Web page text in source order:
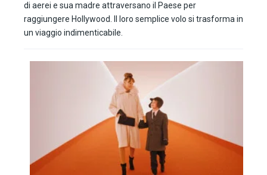
di aerei e sua madre attraversano il Paese per
raggiungere Hollywood. Il loro semplice volo si trasforma in
un viaggio indimenticabile.